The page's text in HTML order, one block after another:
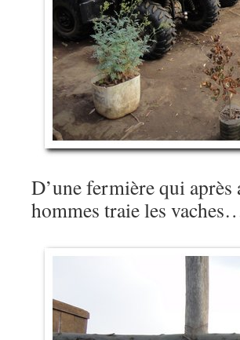
D’une fermière qui
hommes traie les